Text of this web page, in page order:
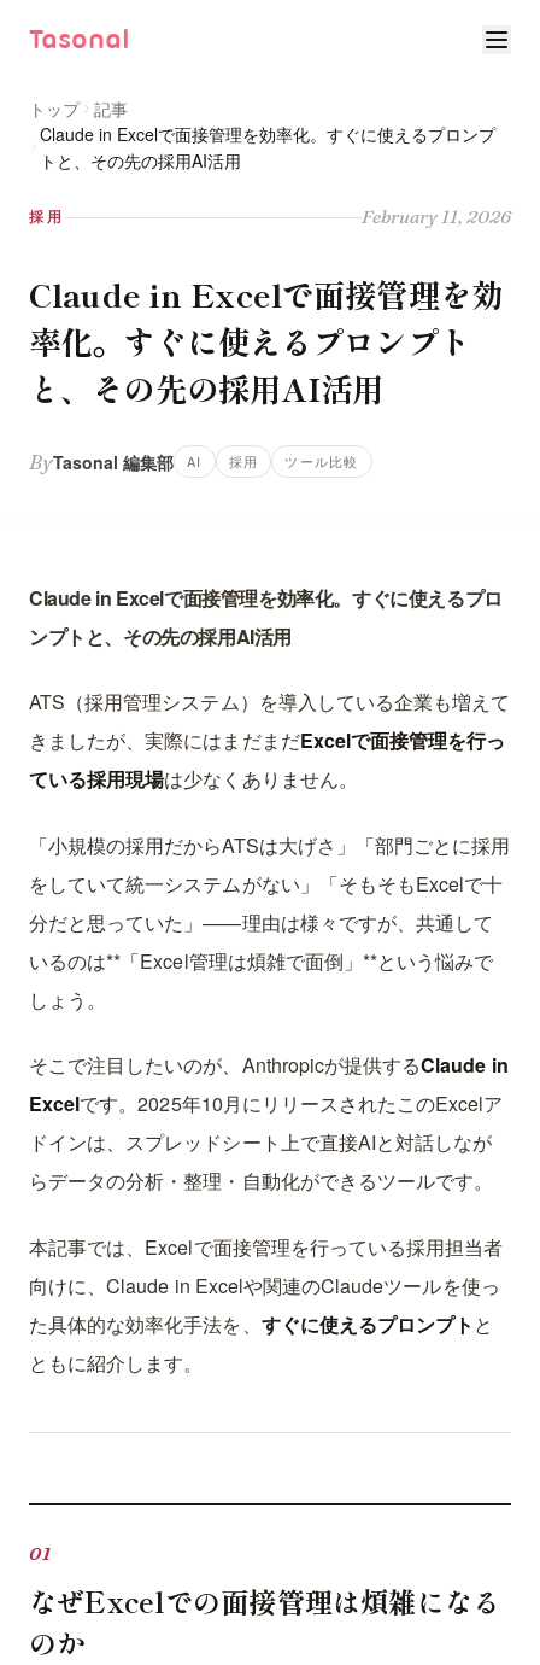
Tasonal
トップ 記事
Claude in Excelで面接管理を効率化。すぐに使えるプロンプ
トと、その先の採用AI活用
採用 February 11, 2026
Claude in Excelで面接管理を効
率化。すぐに使えるプロンプト
と、その先の採用AI活用
ByTasonal 編集部 AI 採用 ツール比較
Claude in Excelで面接管理を効率化。すぐに使えるプロ
ンプトと、その先の採用AI活用
ATS（採用管理システム）を導入している企業も増えて
きましたが、実際にはまだまだExcelで面接管理を行っ
ている採用現場は少なくありません。
「小規模の採用だからATSは大げさ」「部門ごとに採用
をしていて統一システムがない」「そもそもExcelで十
分だと思っていた」——理由は様々ですが、共通して
いるのは**「Excel管理は煩雑で面倒」**という悩みで
しょう。
そこで注目したいのが、Anthropicが提供するClaude in
Excelです。2025年10月にリリースされたこのExcelア
ドインは、スプレッドシート上で直接AIと対話しなが
らデータの分析・整理・自動化ができるツールです。
本記事では、Excelで面接管理を行っている採用担当者
向けに、Claude in Excelや関連のClaudeツールを使っ
た具体的な効率化手法を、 すぐに使えるプロンプト と
ともに紹介します。
なぜExcelでの面接管理は煩雑になる
のか